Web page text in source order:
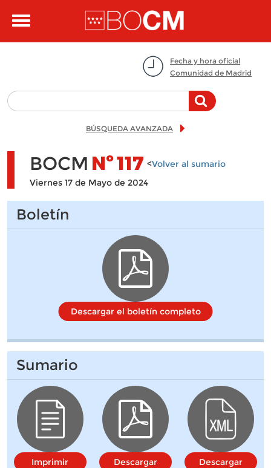
Toggle
Fecha y hora oficial
Comunidad de Madrid
BÚSQUEDA AVANZADA
BOCM Nº117 <Volver al sumario
Viernes 17 de Mayo de 2024
Boletín
Descargar el boletín completo
Sumario
Imprimir Descargar Descargar